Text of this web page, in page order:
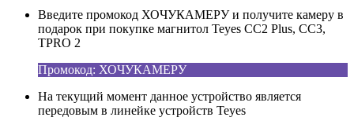
Введите промокод ХОЧУКАМЕРУ и получите камеру в
подарок при покупке магнитол Teyes CC2 Plus, CC3,
TPRO 2
Промокод: ХОЧУКАМЕРУ
На текущий момент данное устройство является
передовым в линейке устройств Teyes